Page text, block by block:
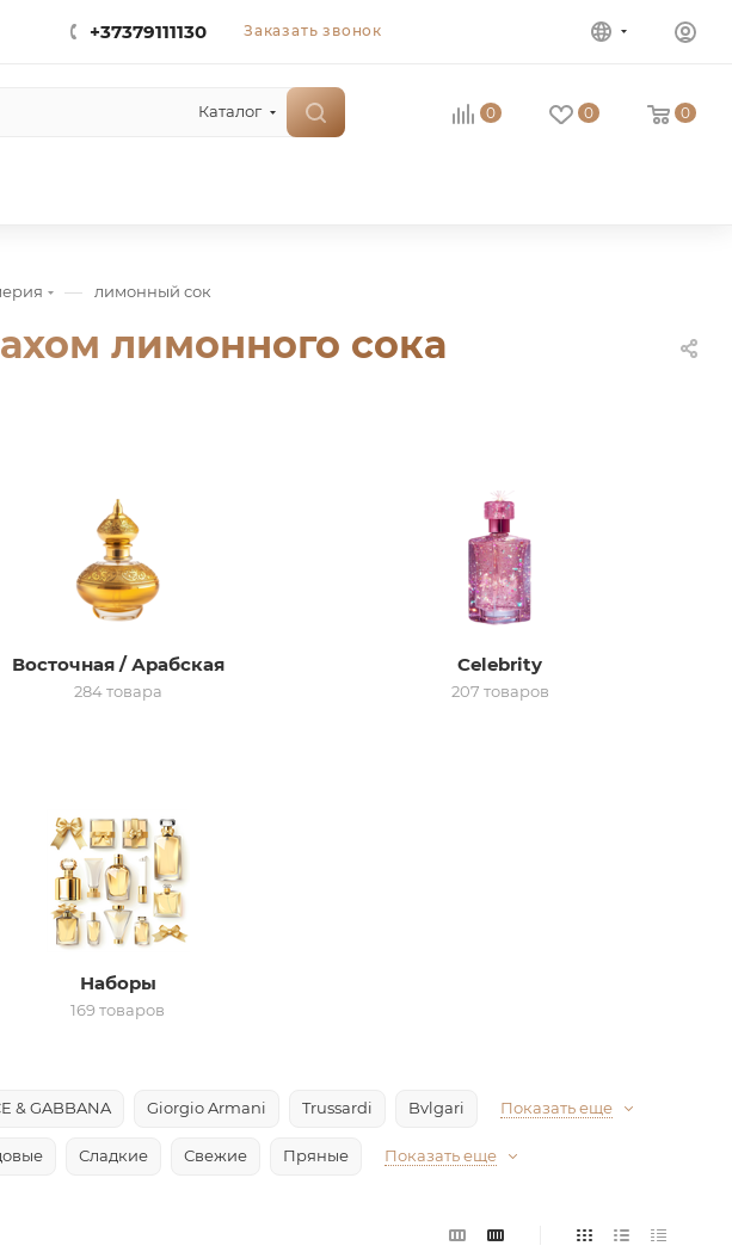
+37379111130 Заказать звонок
Каталог 0 0 0
— лимонный сок
лимонного сока
Восточная / Арабская
284 товара
Celebrity
207 товаров
Наборы
169 товаров
& GABBANA Giorgio Armani Trussardi Bvlgari Показать еще
Сладкие Свежие Пряные Показать еще